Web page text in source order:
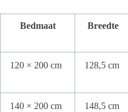
Bedmaat Breedte
120 × 200 cm 128,5 cm
140 × 200 cm 148,5 cm